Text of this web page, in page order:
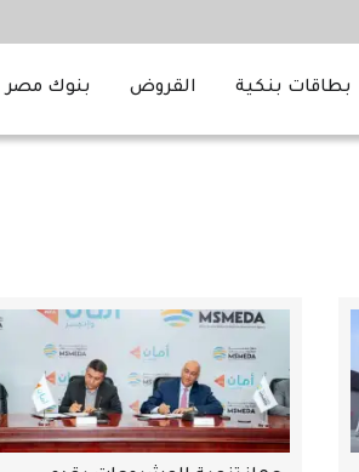
بطاقات بنكية القروض بنوك مصر